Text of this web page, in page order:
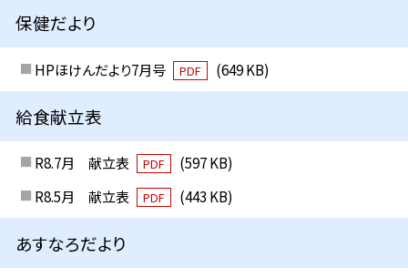
保健だより
HPほけんだより7月号 PDF (649 KB)
給食献立表
R8.7月 献立表 PDF
(597 KB)
R8.5月 献立表
PDF (443 KB)
あすなろだより